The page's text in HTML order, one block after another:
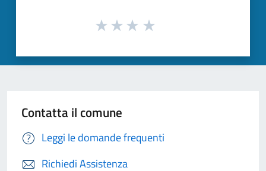
Contatta il comune
Leggi le domande frequenti
Richiedi Assistenza